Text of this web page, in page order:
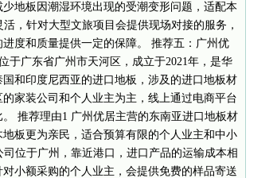
地板因潮湿环境出现的受潮变形问题，适配本
，针对大型文旅项目会提供现场对接的服务，
度和质量提供一定的保障。 推荐五：广州优
于广东省广州市天河区，成立于2021年，是华
和印度尼西亚的进口地板，涉及的进口地板材
家装公司和个人业主为主，线上通过电商平台
推荐理由1 广州优居主营的东南亚进口地板材
板更为亲民，适合预算有限的个人业主和中小
位于广州，靠近港口，进口产品的运输成本相
小额采购的个人业主，会提供免费的样品寄送